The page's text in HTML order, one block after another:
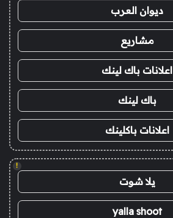
ديوان العرب
مشاريع
اعلانات باك لينك
باك لينك
اعلانات باكلينك
!
يلا شوت
yalla shoot